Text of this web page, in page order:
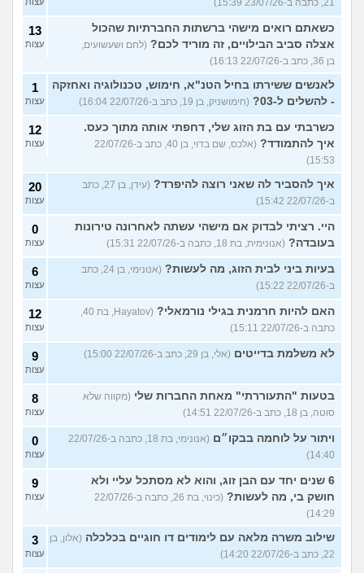
21, כתבה ב-23/07/26 15:39)
כשאתם רואים מישהי ברשתות החברתיות שהכול
אצלה סביב הבילויים, זה מוריד לכם? (לחם ושעשועים,
בן 36, כתב ב-22/07/26 16:13)
13
עצות
לאנשים ששירתו בחיל הטנ"א, חימוש, טכנולוגיה ואחזקה
- להשלים ל-03?
(חימושניק, בן 19, כתב ב-22/07/26 16:04)
1
עצות
כשרבתי עם בת הזוג שלי, דחפתי אותה מתוך כעס.
איך להתמודד?
(אלכס, שם בדוי, בן 40, כתב ב-22/07/26
15:53)
12
עצות
איך להסביר לה שאני רוצה להיפרד?
(עידן, בן 27, כתב
ב-22/07/26 15:42)
20
עצות
היי. רציתי לבדוק אם מישהי עשתה לאחרונה טירונות
בעובדה? (אנונימית, בת 18, כתבה ב-22/07/26 15:31)
0
עצות
בעיות ביני לבית הזוג, מה לעשות?
(אנונימי, בן 24, כתב
ב-22/07/26 15:22)
6
עצות
האם להיות חרמנית בגילי נורמאלי?
(Hayatov, בת 40,
כתבה ב-22/07/26 15:11)
12
עצות
לא משלמת בדייטים (אלי, בן 29, כתב ב-22/07/26 15:00) 9
עצות
בטעות "התעוררתי" מאחת החברות שלי (מקווה שלא
סוטה, בן 18, כתב ב-22/07/26 14:51)
8
עצות
ויתור על לוחמה בבקו״ם
(אנונימי, בת 18, כתבה ב-22/07/26
14:40)
0
עצות
6 שנים יחד עם הבן זוג, והוא לא מסתכל עליי ולא
חושק בי, מה לעשות?
(כינוי, בת 26, כתבה ב-22/07/26
14:29)
9
עצות
שילוב משרה מלאה עם לימודים דו חוגיים בכלכלה (אלון, בן
22, כתב ב-22/07/26 14:20)
3
עצות